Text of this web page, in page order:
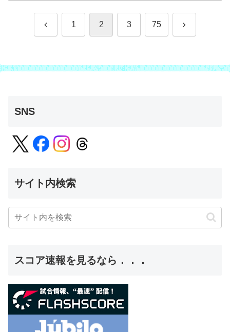
前 1 2 3 75 次
SNS
サイト内検索
スコア速報を見るなら．．．